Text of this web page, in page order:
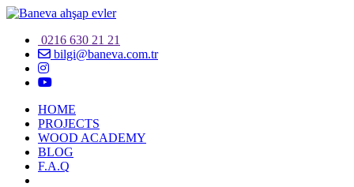
0216 630 21 21
bilgi@baneva.com.tr
HOME
PROJECTS
WOOD ACADEMY
BLOG
F.A.Q